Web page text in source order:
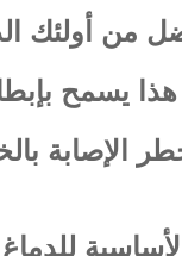
من أولئك
يسمح
الإصابة